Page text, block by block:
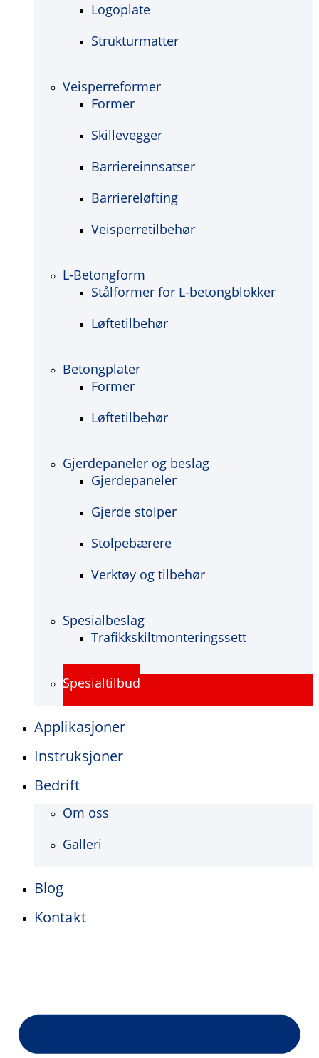
Logoplate
Strukturmatter
Veisperreformer
Former
Skillevegger
Barriereinnsatser
Barriereløfting
Veisperretilbehør
L-Betongform
Stålformer for L-betongblokker
Løftetilbehør
Betongplater
Former
Løftetilbehør
Gjerdepaneler og beslag
Gjerdepaneler
Gjerde stolper
Stolpebærere
Verktøy og tilbehør
Spesialbeslag
Trafikkskiltmonteringssett
Spesialtilbud
Applikasjoner
Instruksjoner
Bedrift
Om oss
Galleri
Blog
Kontakt